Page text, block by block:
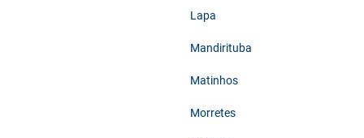
Lapa
Mandirituba
Matinhos
Morretes